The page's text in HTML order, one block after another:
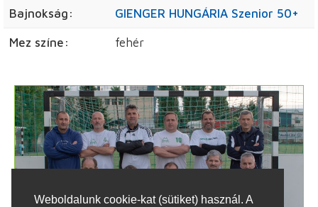
Weboldalunk cookie-kat (sütiket) használ. A
Bajnokság: GIENGER HUNGÁRIA Szenior 50+
Mez színe: fehér